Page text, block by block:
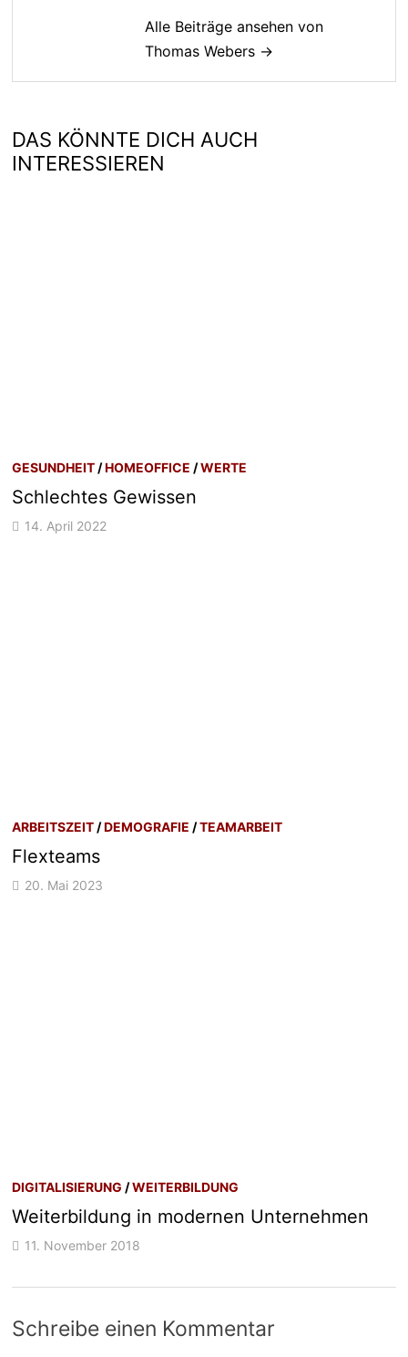
Alle Beiträge ansehen von
Thomas Webers →
DAS KÖNNTE DICH AUCH
INTERESSIEREN
GESUNDHEIT /HOMEOFFICE /WERTE
Schlechtes Gewissen
14. April 2022
ARBEITSZEIT /DEMOGRAFIE /TEAMARBEIT
Flexteams
20. Mai 2023
DIGITALISIERUNG /WEITERBILDUNG
Weiterbildung in modernen Unternehmen
11. November 2018
Schreibe einen Kommentar